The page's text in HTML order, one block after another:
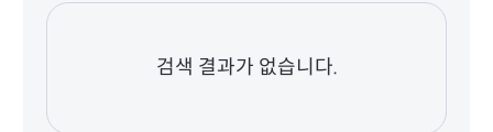
검색 결과가 없습니다.